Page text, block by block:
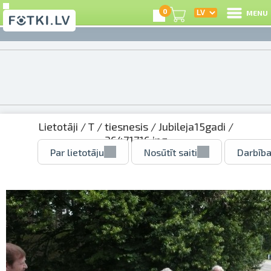
0 MENU
Lietotāji /T/tiesnesis/Jubileja15gadi /
36471716.jpg
Par lietotāju Nosūtīt saiti